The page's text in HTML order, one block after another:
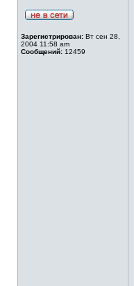
Зарегистрирован: Вт сен 28,
2004 11:58 am
Сообщений: 12459